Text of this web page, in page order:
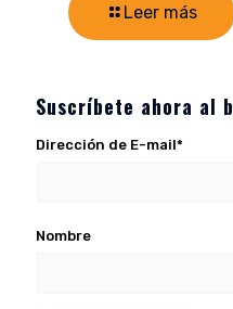
Leer más
Suscríbete ahora al
Dirección de E-mail*
Nombre